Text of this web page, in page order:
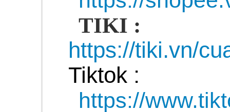
TIKI :
https://tiki.vn/
Tiktok :
https://